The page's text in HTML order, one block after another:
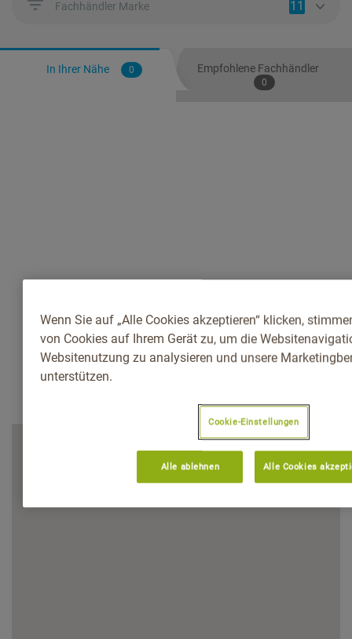
Fachhändler Marke 11
In Ihrer Nähe 0 Empfohlene Fachhändler
0
Wenn Sie auf „Alle Cookies akzeptieren“ klicken,
von Cookies auf Ihrem Gerät zu, um die
Websitenutzung zu analysieren und unsere
unterstützen.
Cookie-Einstellungen
Alle ablehnen Alle Cookies